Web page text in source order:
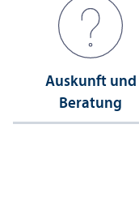
Auskunft und
Beratung